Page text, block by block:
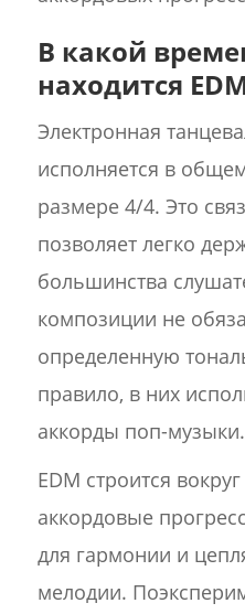
В какой
находится
Электронная
исполняется в
размере 4/4. Это
позволяет легко
большинства
композиции не
определенную
правило, в них
аккорды поп-музыки.
EDM строится
аккордовые
для гармонии и
мелодии.